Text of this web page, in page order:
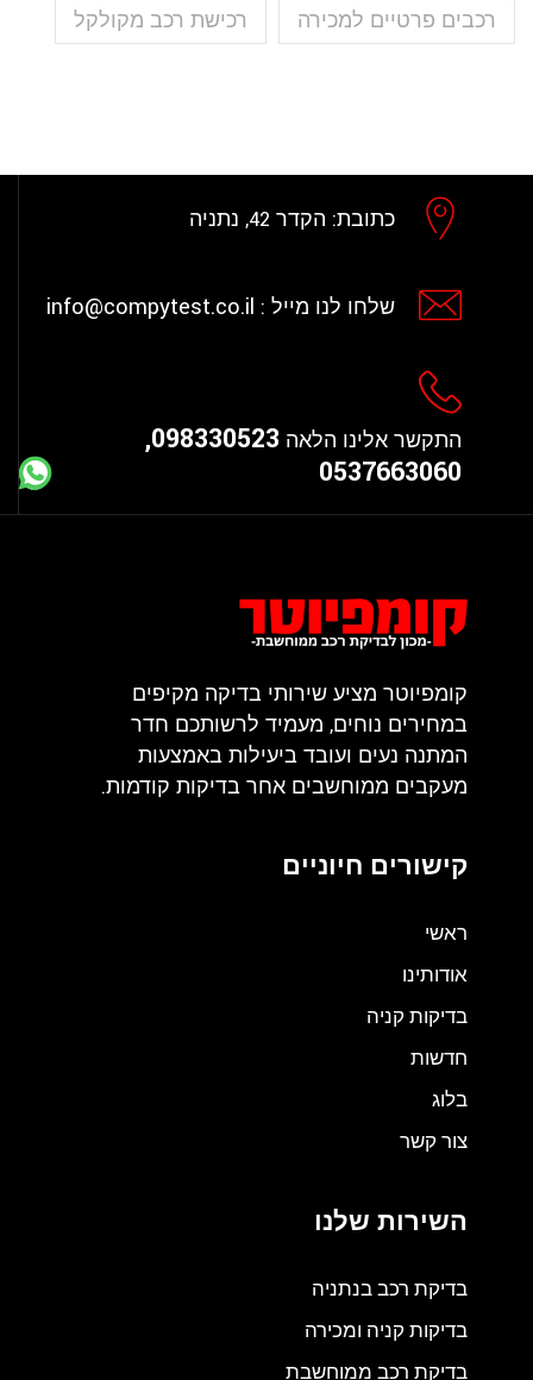
רכבים פרטיים למכירה רכישת רכב מקולקל
כתובת: הקדר 42, נתניה
שלחו לנו מייל : info@compytest.co.il
התקשר אלינו הלאה
098330523,
0537663060
קומפיוטר מציע שירותי בדיקה מקיפים
במחירים נוחים, מעמיד לרשותכם חדר
המתנה נעים ועובד ביעילות באמצעות
מעקבים ממוחשבים אחר בדיקות קודמות.
קישורים חיוניים
ראשי
אודותינו
בדיקות קניה
חדשות
בלוג
צור קשר
השירות שלנו
בדיקת רכב בנתניה
בדיקות קניה ומכירה
בדיקת רכב ממוחשבת